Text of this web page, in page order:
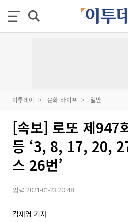
이투데이 문화·라이프 일반
[속보] 로또 제947
등 ‘3, 8, 17, 20,
스 26번’
입력 2021-01-23 20:48
김재영 기자